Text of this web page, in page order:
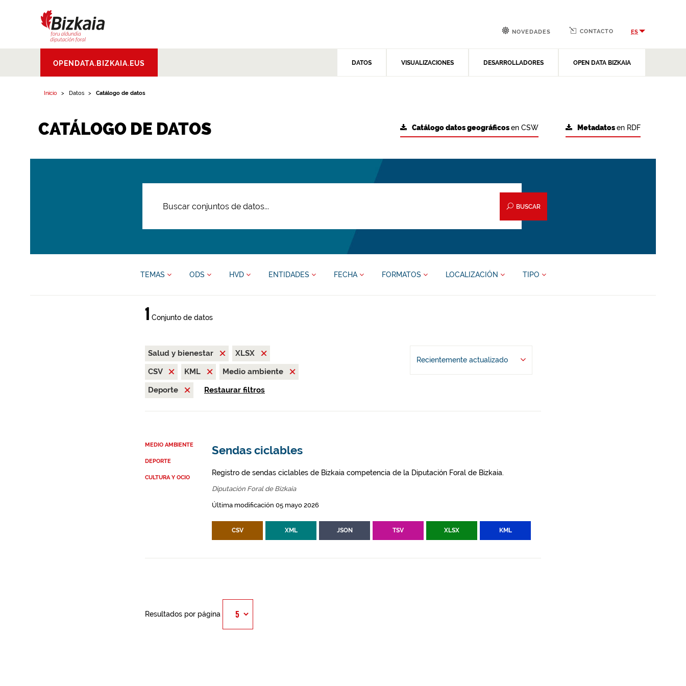
Aldundia.Diputacion
Foral de Bizkaia
OPENDATA.BIZKAIA.EUS DATOS VISUALIZACIONES DESARROLLADORES OPEN DATA BIZKAIA
NOVEDADES CONTACTO ES
Inicio Datos Catálogo de datos
CATÁLOGO DE DATOS Metadatosen RDF
Catálogo datos geográficosen CSW
BUSCAR
TEMAS ODS HVD ENTIDADES FECHA FORMATOS LOCALIZACIÓN TIPO
1 Conjunto de datos
Salud y bienestar
XLSX
CSV
KML
Medio ambiente
Deporte
Restaurar filtros
Recientemente actualizado
MEDIO AMBIENTE
DEPORTE
CULTURA Y OCIO
Sendas ciclables
Registro de sendas ciclables de Bizkaia competencia de la Diputación Foral de Bizkaia.
Diputación Foral de Bizkaia
Última modificación 05 mayo 2026
CSV XML JSON TSV XLSX KML
Resultados por página